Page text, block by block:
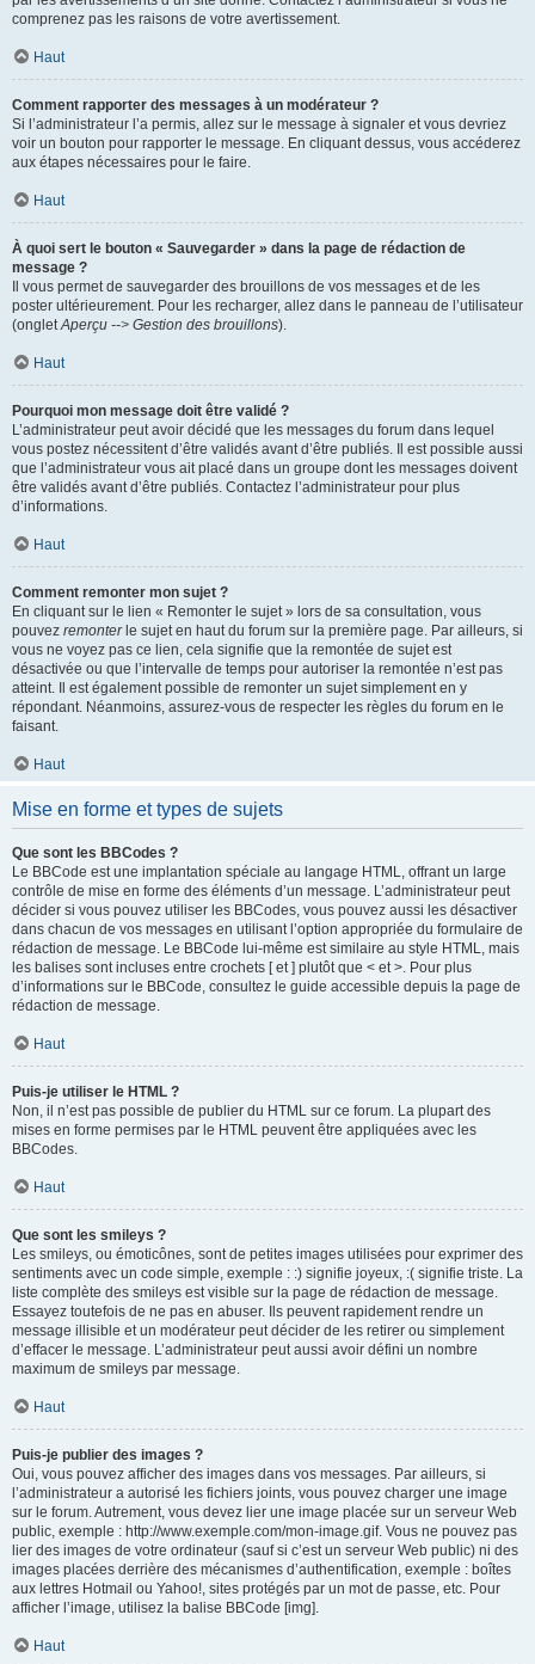
comprenez pas les raisons de votre avertissement.
Haut
Comment rapporter des messages à un modérateur ?
Si l’administrateur l’a permis, allez sur le message à signaler et vous devriez
voir un bouton pour rapporter le message. En cliquant dessus, vous accéderez
aux étapes nécessaires pour le faire.
Haut
À quoi sert le bouton « Sauvegarder » dans la page de rédaction de
message ?
Il vous permet de sauvegarder des brouillons de vos messages et de les
poster ultérieurement. Pour les recharger, allez dans le panneau de l’utilisateur
(ongletAperçu --> Gestion des brouillons).
Haut
Pourquoi mon message doit être validé ?
L’administrateur peut avoir décidé que les messages du forum dans lequel
vous postez nécessitent d’être validés avant d’être publiés. Il est possible aussi
que l’administrateur vous ait placé dans un groupe dont les messages doivent
être validés avant d’être publiés. Contactez l’administrateur pour plus
d’informations.
Haut
Comment remonter mon sujet ?
En cliquant sur le lien « Remonter le sujet » lors de sa consultation, vous
pouvez remonterle sujet en haut du forum sur la première page. Par ailleurs, si
vous ne voyez pas ce lien, cela signifie que la remontée de sujet est
désactivée ou que l’intervalle de temps pour autoriser la remontée n’est pas
atteint. Il est également possible de remonter un sujet simplement en y
répondant. Néanmoins, assurez-vous de respecter les règles du forum en le
faisant.
Haut
Mise en forme et types de sujets
Que sont les BBCodes ?
Le BBCode est une implantation spéciale au langage HTML, offrant un large
contrôle de mise en forme des éléments d’un message. L’administrateur peut
décider si vous pouvez utiliser les BBCodes, vous pouvez aussi les désactiver
dans chacun de vos messages en utilisant l’option appropriée du formulaire de
rédaction de message. Le BBCode lui-même est similaire au style HTML, mais
les balises sont incluses entre crochets [ et ] plutôt que < et >. Pour plus
d’informations sur le BBCode, consultez le guide accessible depuis la page de
rédaction de message.
Haut
Puis-je utiliser le HTML ?
Non, il n’est pas possible de publier du HTML sur ce forum. La plupart des
mises en forme permises par le HTML peuvent être appliquées avec les
BBCodes.
Haut
Que sont les smileys ?
Les smileys, ou émoticônes, sont de petites images utilisées pour exprimer des
sentiments avec un code simple, exemple : :) signifie joyeux, :( signifie triste. La
liste complète des smileys est visible sur la page de rédaction de message.
Essayez toutefois de ne pas en abuser. Ils peuvent rapidement rendre un
message illisible et un modérateur peut décider de les retirer ou simplement
d’effacer le message. L’administrateur peut aussi avoir défini un nombre
maximum de smileys par message.
Haut
Puis-je publier des images ?
Oui, vous pouvez afficher des images dans vos messages. Par ailleurs, si
l’administrateur a autorisé les fichiers joints, vous pouvez charger une image
sur le forum. Autrement, vous devez lier une image placée sur un serveur Web
public, exemple : http://www.exemple.com/mon-image.gif. Vous ne pouvez pas
lier des images de votre ordinateur (sauf si c’est un serveur Web public) ni des
images placées derrière des mécanismes d’authentification, exemple : boîtes
aux lettres Hotmail ou Yahoo!, sites protégés par un mot de passe, etc. Pour
afficher l’image, utilisez la balise BBCode [img].
Haut